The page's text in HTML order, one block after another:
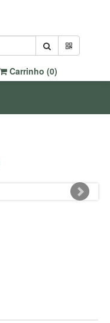
Carrinho (0)